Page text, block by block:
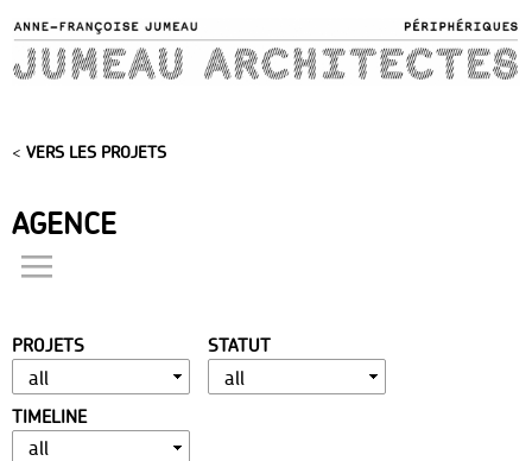
main
content
< VERS LES PROJETS
AGENCE
présentation
distinctions
publications
portfolio
contact
PROJETS STATUT
TIMELINE